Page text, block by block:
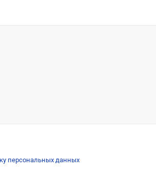
персональных данных